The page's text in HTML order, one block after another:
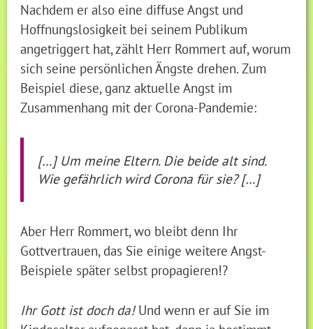
Nachdem er also eine diffuse Angst und
Hoffnungslosigkeit bei seinem Publikum
angetriggert hat, zählt Herr Rommert auf, worum
sich seine persönlichen Ängste drehen. Zum
Beispiel diese, ganz aktuelle Angst im
Zusammenhang mit der Corona-Pandemie:
[…] Um meine Eltern. Die beide alt sind.
Wie gefährlich wird Corona für sie? […]
Aber Herr Rommert, wo bleibt denn Ihr
Gottvertrauen, das Sie einige weitere Angst-
Beispiele später selbst propagieren!?
Ihr Gott ist doch da!Und wenn er auf Sie im